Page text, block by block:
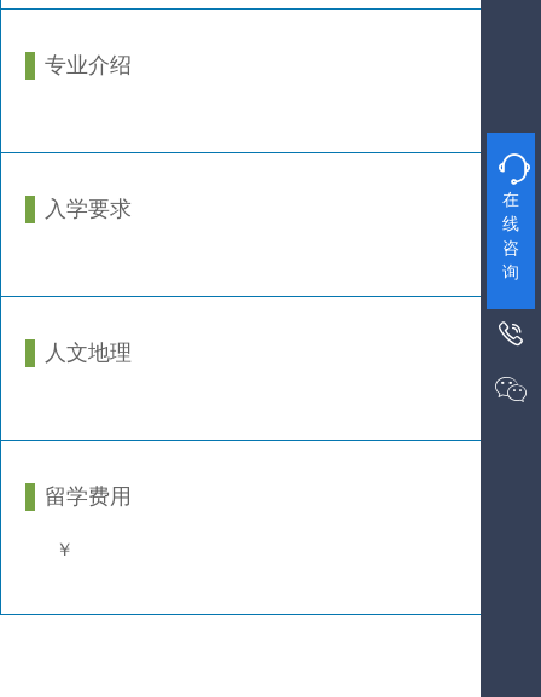
专业介绍
入学要求
人文地理
留学费用
￥

在
线
咨
询

